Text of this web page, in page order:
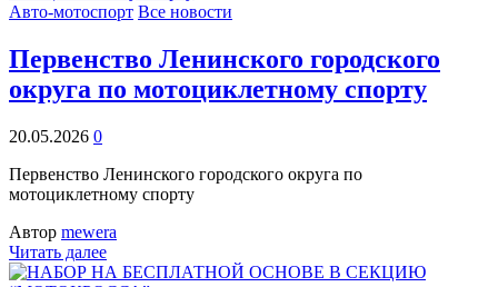
Авто-мотоспорт Все новости
Первенство Ленинского городского
округа по мотоциклетному спорту
20.05.2026 0
Первенство Ленинского городского округа по
мотоциклетному спорту
Автор mewera
Читать далее